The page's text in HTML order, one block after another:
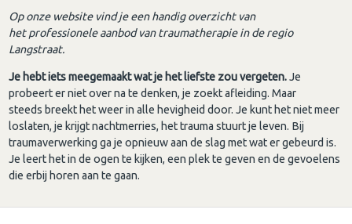
Op onze website vind je een handig overzicht van
het professionele aanbod van traumatherapie in de regio
Langstraat.
Je hebt iets meegemaakt wat je het liefste zou vergeten.Je
probeert er niet over na te denken, je zoekt afleiding. Maar
steeds breekt het weer in alle hevigheid door. Je kunt het niet meer
loslaten, je krijgt nachtmerries, het trauma stuurt je leven. Bij
traumaverwerking ga je opnieuw aan de slag met wat er gebeurd is.
Je leert het in de ogen te kijken, een plek te geven en de gevoelens
die erbij horen aan te gaan.